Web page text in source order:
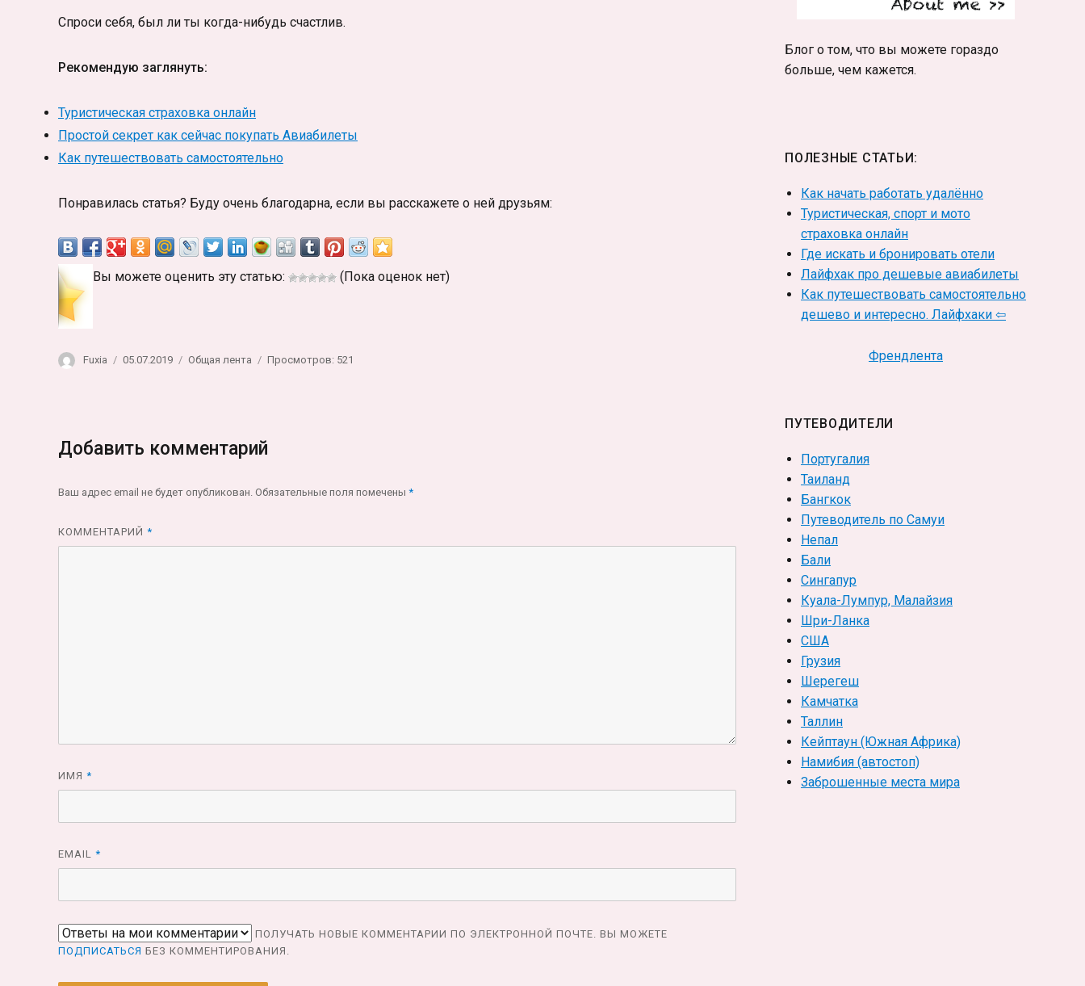
Спроси себя, был ли ты когда-нибудь счастлив.
Рекомендую заглянуть:
Туристическая страховка онлайн
Простой секрет как сейчас покупать Авиабилеты
Как путешествовать самостоятельно
Понравилась статья? Буду очень благодарна, если вы расскажете о ней друзьям:
Вы можете оценить эту статью: (Пока оценок нет)
Автор
Fuxia Опубликовано
05.07.2019 Рубрики
Общая лента Просмотров: 521
Добавить комментарий
Ваш адрес email не будет опубликован. Обязательные поля помечены *
КОММЕНТАРИЙ *
ИМЯ *
EMAIL *
ПОЛУЧАТЬ НОВЫЕ КОММЕНТАРИИ ПО ЭЛЕКТРОННОЙ ПОЧТЕ. ВЫ МОЖЕТЕ
ПОДПИСАТЬСЯ БЕЗ КОММЕНТИРОВАНИЯ.
Блог о том, что вы можете гораздо
больше, чем кажется.
ПОЛЕЗНЫЕ СТАТЬИ:
Как начать работать удалённо
Туристическая, спорт и мото
страховка онлайн
Где искать и бронировать отели
Лайфхак про дешевые авиабилеты
Как путешествовать самостоятельно
дешево и интересно. Лайфхаки ⇦
Френдлента
ПУТЕВОДИТЕЛИ
Португалия
Таиланд
Бангкок
Путеводитель по Самуи
Непал
Бали
Сингапур
Куала-Лумпур, Малайзия
Шри-Ланка
США
Грузия
Шерегеш
Камчатка
Таллин
Кейптаун (Южная Африка)
Намибия (автостоп)
Заброшенные места мира